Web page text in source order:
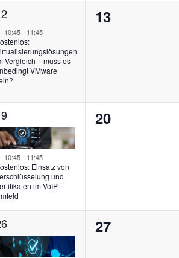
Hervorgehoben
10:45- 11:45
Vergleich – muss es
VMware
0
13
Hervorgehoben
10:45- 11:45
Einsatz von
und
im VoIP-
0
20
0
27